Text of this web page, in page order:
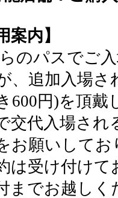
案内】
らのパスでご
、追加入場さ
600円)を頂戴
交代入場さ
お願いしてお
は受け付け
までお越しく